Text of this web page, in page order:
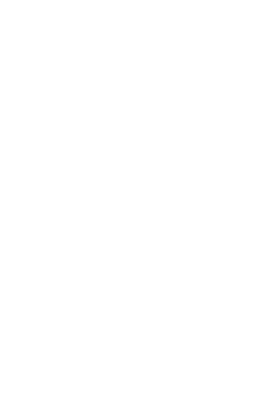
in der Cloud betrieben werden.
Lernens, verwenden, um
Sie ermöglichen auch die Integration